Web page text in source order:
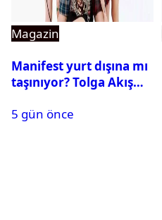
Magazin
Manifest yurt dışına mı
taşınıyor? Tolga Akış
5 gün önce